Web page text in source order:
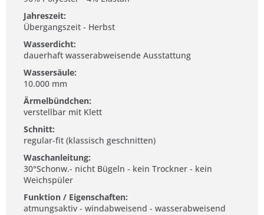
Jahreszeit:
Übergangszeit - Herbst
Wasserdicht:
dauerhaft wasserabweisende Ausstattung
Wassersäule:
10.000 mm
Ärmelbündchen:
verstellbar mit Klett
Schnitt:
regular-fit (klassisch geschnitten)
Waschanleitung:
30°Schonw.- nicht Bügeln - kein Trockner - kein
Weichspüler
Funktion / Eigenschaften:
atmungsaktiv - windabweisend - wasserabweisend